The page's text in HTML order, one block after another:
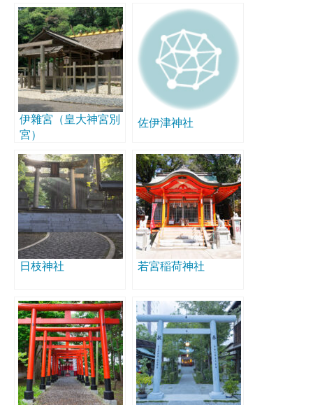
伊雜宮（皇大神宮別
宮）
佐伊津神社
日枝神社 若宮稲荷神社